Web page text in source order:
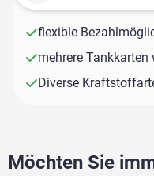
flexible
mehrere Tankkarten
Diverse
Möchten Sie